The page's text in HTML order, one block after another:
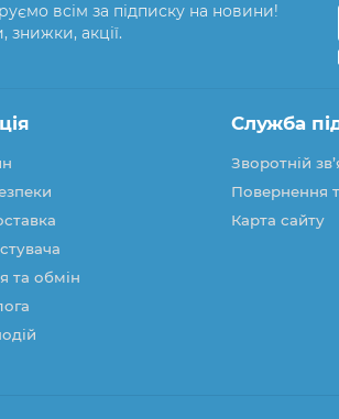
всім за підписку на новини!
знижки, акції.
та обмін
Служба
Зворотній
Повернення
Карта сайту